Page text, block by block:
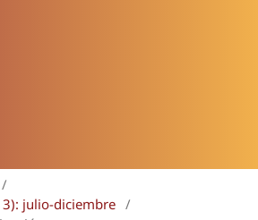
/
julio-diciembre /